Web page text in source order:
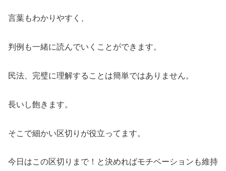
言葉もわかりやすく、
判例も一緒に読んでいくことができます。
民法、完璧に理解することは簡単ではありません。
長いし飽きます。
そこで細かい区切りが役立ってます。
今日はこの区切りまで！と決めればモチベーションも維持